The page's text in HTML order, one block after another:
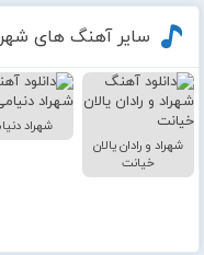
سایر آهنگ های
شهراد و رادان یالان
خیانت
شهراد